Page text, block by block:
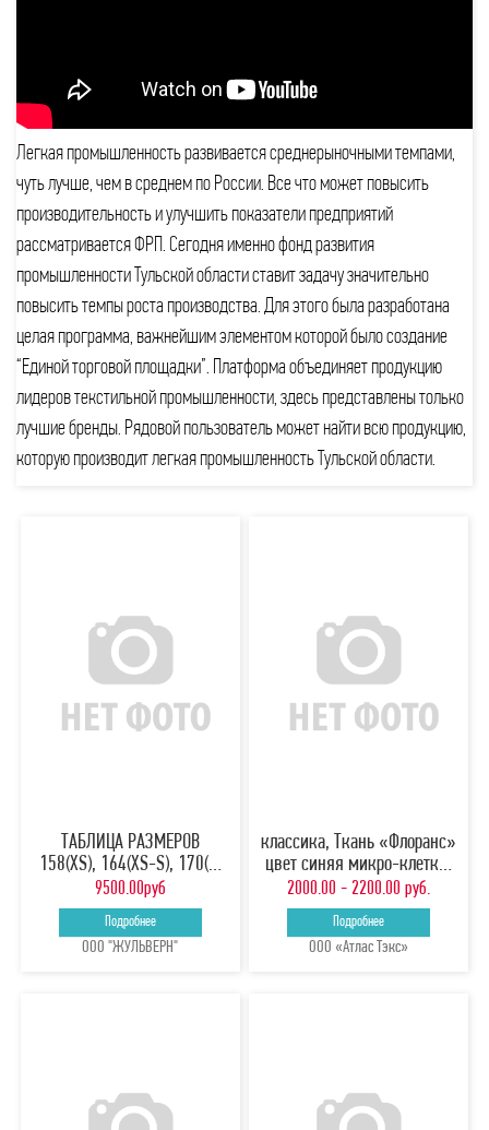
Легкая промышленность развивается среднерыночными темпами,
чуть лучше, чем в среднем по России. Все что может повысить
производительность и улучшить показатели предприятий
рассматривается ФРП. Сегодня именно фонд развития
промышленности Тульской области ставит задачу значительно
повысить темпы роста производства. Для этого была разработана
целая программа, важнейшим элементом которой было создание
“Единой торговой площадки”. Платформа объединяет продукцию
лидеров текстильной промышленности, здесь представлены только
лучшие бренды. Рядовой пользователь может найти всю продукцию,
которую производит легкая промышленность Тульской области.
ТАБЛИЦА РАЗМЕРОВ
158(XS), 164(XS-S), 170(S)
Жакет …
9500.00руб
Подробнее
ООО "ЖУЛЬВЕРН"
классика, Ткань «Флоранс»
цвет синяя микро-клетк…
2000.00 - 2200.00 руб.
Подробнее
ООО «Атлас Тэкс»